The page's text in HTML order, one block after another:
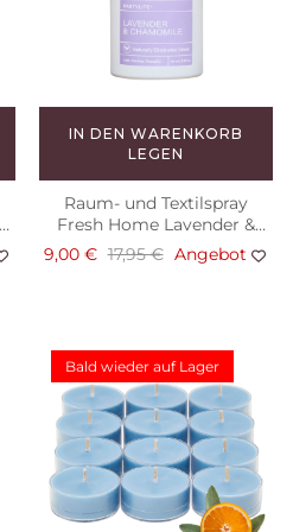
IN DEN WARENKORB
LEGEN
Raum- und Textilspray
Fresh Home Lavender &
Chamomile
9,00 € 17,95 € Angebot
Bald wieder auf Lager